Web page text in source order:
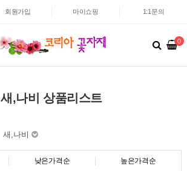
회원가입 마이쇼핑 1:1문의
0
새,나비 상품리스트
새,나비
낮은가격순 높은가격순